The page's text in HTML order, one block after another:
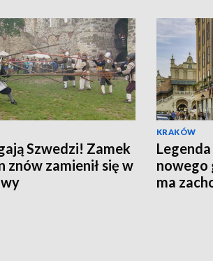
Szwedzi! Zamek
znów zamienił się w
KRAKÓW
nowego
ma